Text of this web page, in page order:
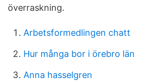
överraskning.
Arbetsformedlingen chatt
Hur många bor i örebro län
Anna hasselgren